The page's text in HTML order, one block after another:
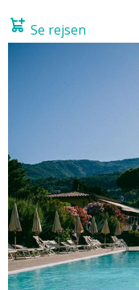
Se rejsen